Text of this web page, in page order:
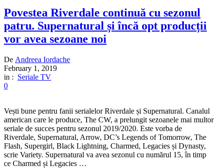
Povestea Riverdale continuă cu sezonul
patru. Supernatural și încă opt producții
vor avea sezoane noi
De Andreea Iordache
February 1, 2019
in : Seriale TV
0
Vești bune pentru fanii serialelor Riverdale și Supernatural. Canalul
american care le produce, The CW, a prelungit sezoanele mai multor
seriale de succes pentru sezonul 2019/2020. Este vorba de
Riverdale, Supernatural, Arrow, DC’s Legends of Tomorrow, The
Flash, Supergirl, Black Lightning, Charmed, Legacies și Dynasty,
scrie Variety. Supernatural va avea sezonul cu numărul 15, în timp
ce Charmed și Legacies …